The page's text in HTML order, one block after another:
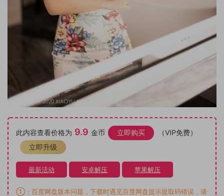
此内容查看价格为 9.9 金币 立即购买
（VIP免费）
立即升级
最新活动 安卓解压 苹果解压
①：百度网盘版本问题，下载时遇见百度网盘提示提取码错误，请